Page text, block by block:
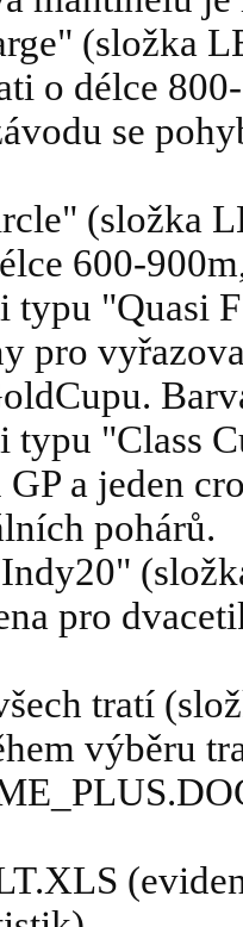
(složka
o délce
se
(složka
600-
typu "Quasi
pro
typu "Class
a jeden
pohárů.
pro
tratí
výběru